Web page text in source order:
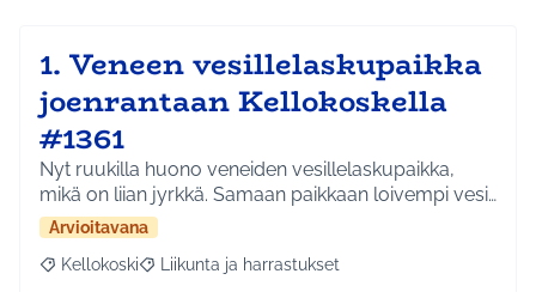
1. Veneen vesillelaskupaikka
joenrantaan Kellokoskella
#1361
Nyt ruukilla huono veneiden vesillelaskupaikka,
mikä on liian jyrkkä. Samaan paikkaan loivempi vesi…
Arvioitavana
Rajaa tulokset aihepiirin mukaan: Kellokoski
Kellokoski Rajaa tulokset teeman mukaan: Liikunta ja
Liikunta ja harrastukset